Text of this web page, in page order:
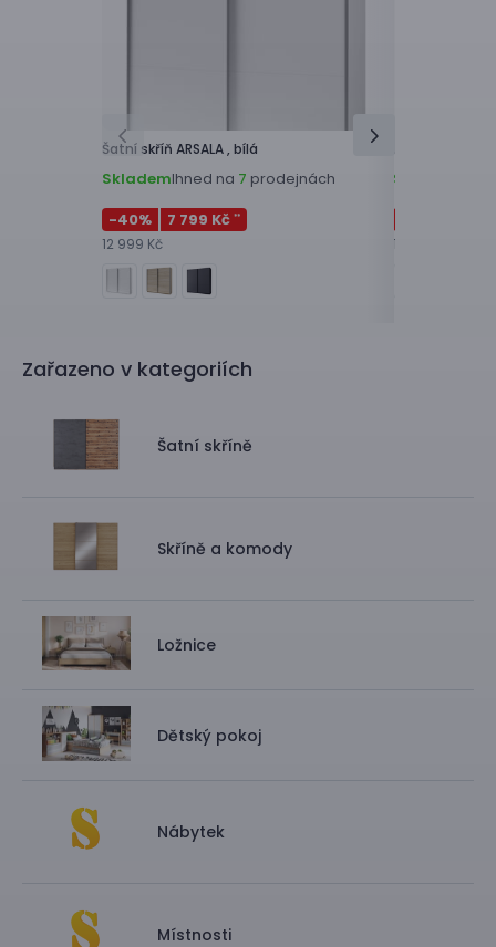
Šatní skříň ARSALA , bílá
SklademIhned na 7 prodejnách
-40% 7 799 Kč **
12 999 Kč
Skladem
12 999 Kč
Zařazeno v kategoriích
Šatní skříně
Skříně a komody
Ložnice
Dětský pokoj
Nábytek
Místnosti